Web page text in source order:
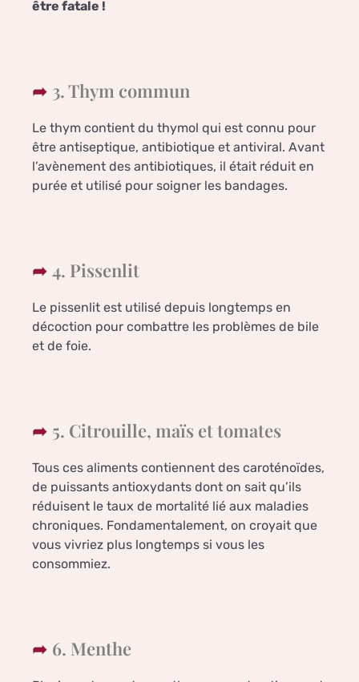
être fatale !
3. Thym commun
Le thym contient du thymol qui est connu pour
être antiseptique, antibiotique et antiviral. Avant
l’avènement des antibiotiques, il était réduit en
purée et utilisé pour soigner les bandages.
4. Pissenlit
Le pissenlit est utilisé depuis longtemps en
décoction pour combattre les problèmes de bile
et de foie.
5. Citrouille, maïs et tomates
Tous ces aliments contiennent des caroténoïdes,
de puissants antioxydants dont on sait qu’ils
réduisent le taux de mortalité lié aux maladies
chroniques. Fondamentalement, on croyait que
vous vivriez plus longtemps si vous les
consommiez.
6. Menthe